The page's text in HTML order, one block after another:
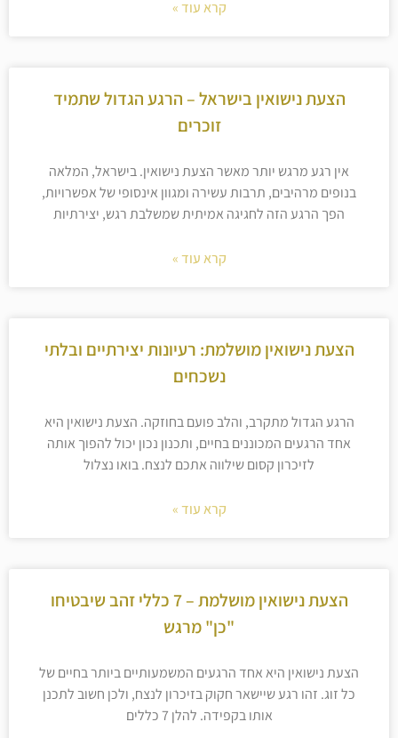
קרא עוד »
הצעת נישואין בישראל – הרגע הגדול שתמיד
זוכרים
אין רגע מרגש יותר מאשר הצעת נישואין. בישראל, המלאה
בנופים מרהיבים, תרבות עשירה ומגוון אינסופי של אפשרויות,
הפך הרגע הזה לחגיגה אמיתית שמשלבת רגש, יצירתיות
קרא עוד »
הצעת נישואין מושלמת: רעיונות יצירתיים ובלתי
נשכחים
הרגע הגדול מתקרב, והלב פועם בחוזקה. הצעת נישואין היא
אחד הרגעים המכוננים בחיים, ותכנון נכון יכול להפוך אותה
לזיכרון קסום שילווה אתכם לנצח. בואו נצלול
קרא עוד »
הצעת נישואין מושלמת – 7 כללי זהב שיבטיחו
"כן" מרגש
הצעת נישואין היא אחד הרגעים המשמעותיים ביותר בחיים של
כל זוג. זהו רגע שיישאר חקוק בזיכרון לנצח, ולכן חשוב לתכנן
אותו בקפידה. להלן 7 כללים